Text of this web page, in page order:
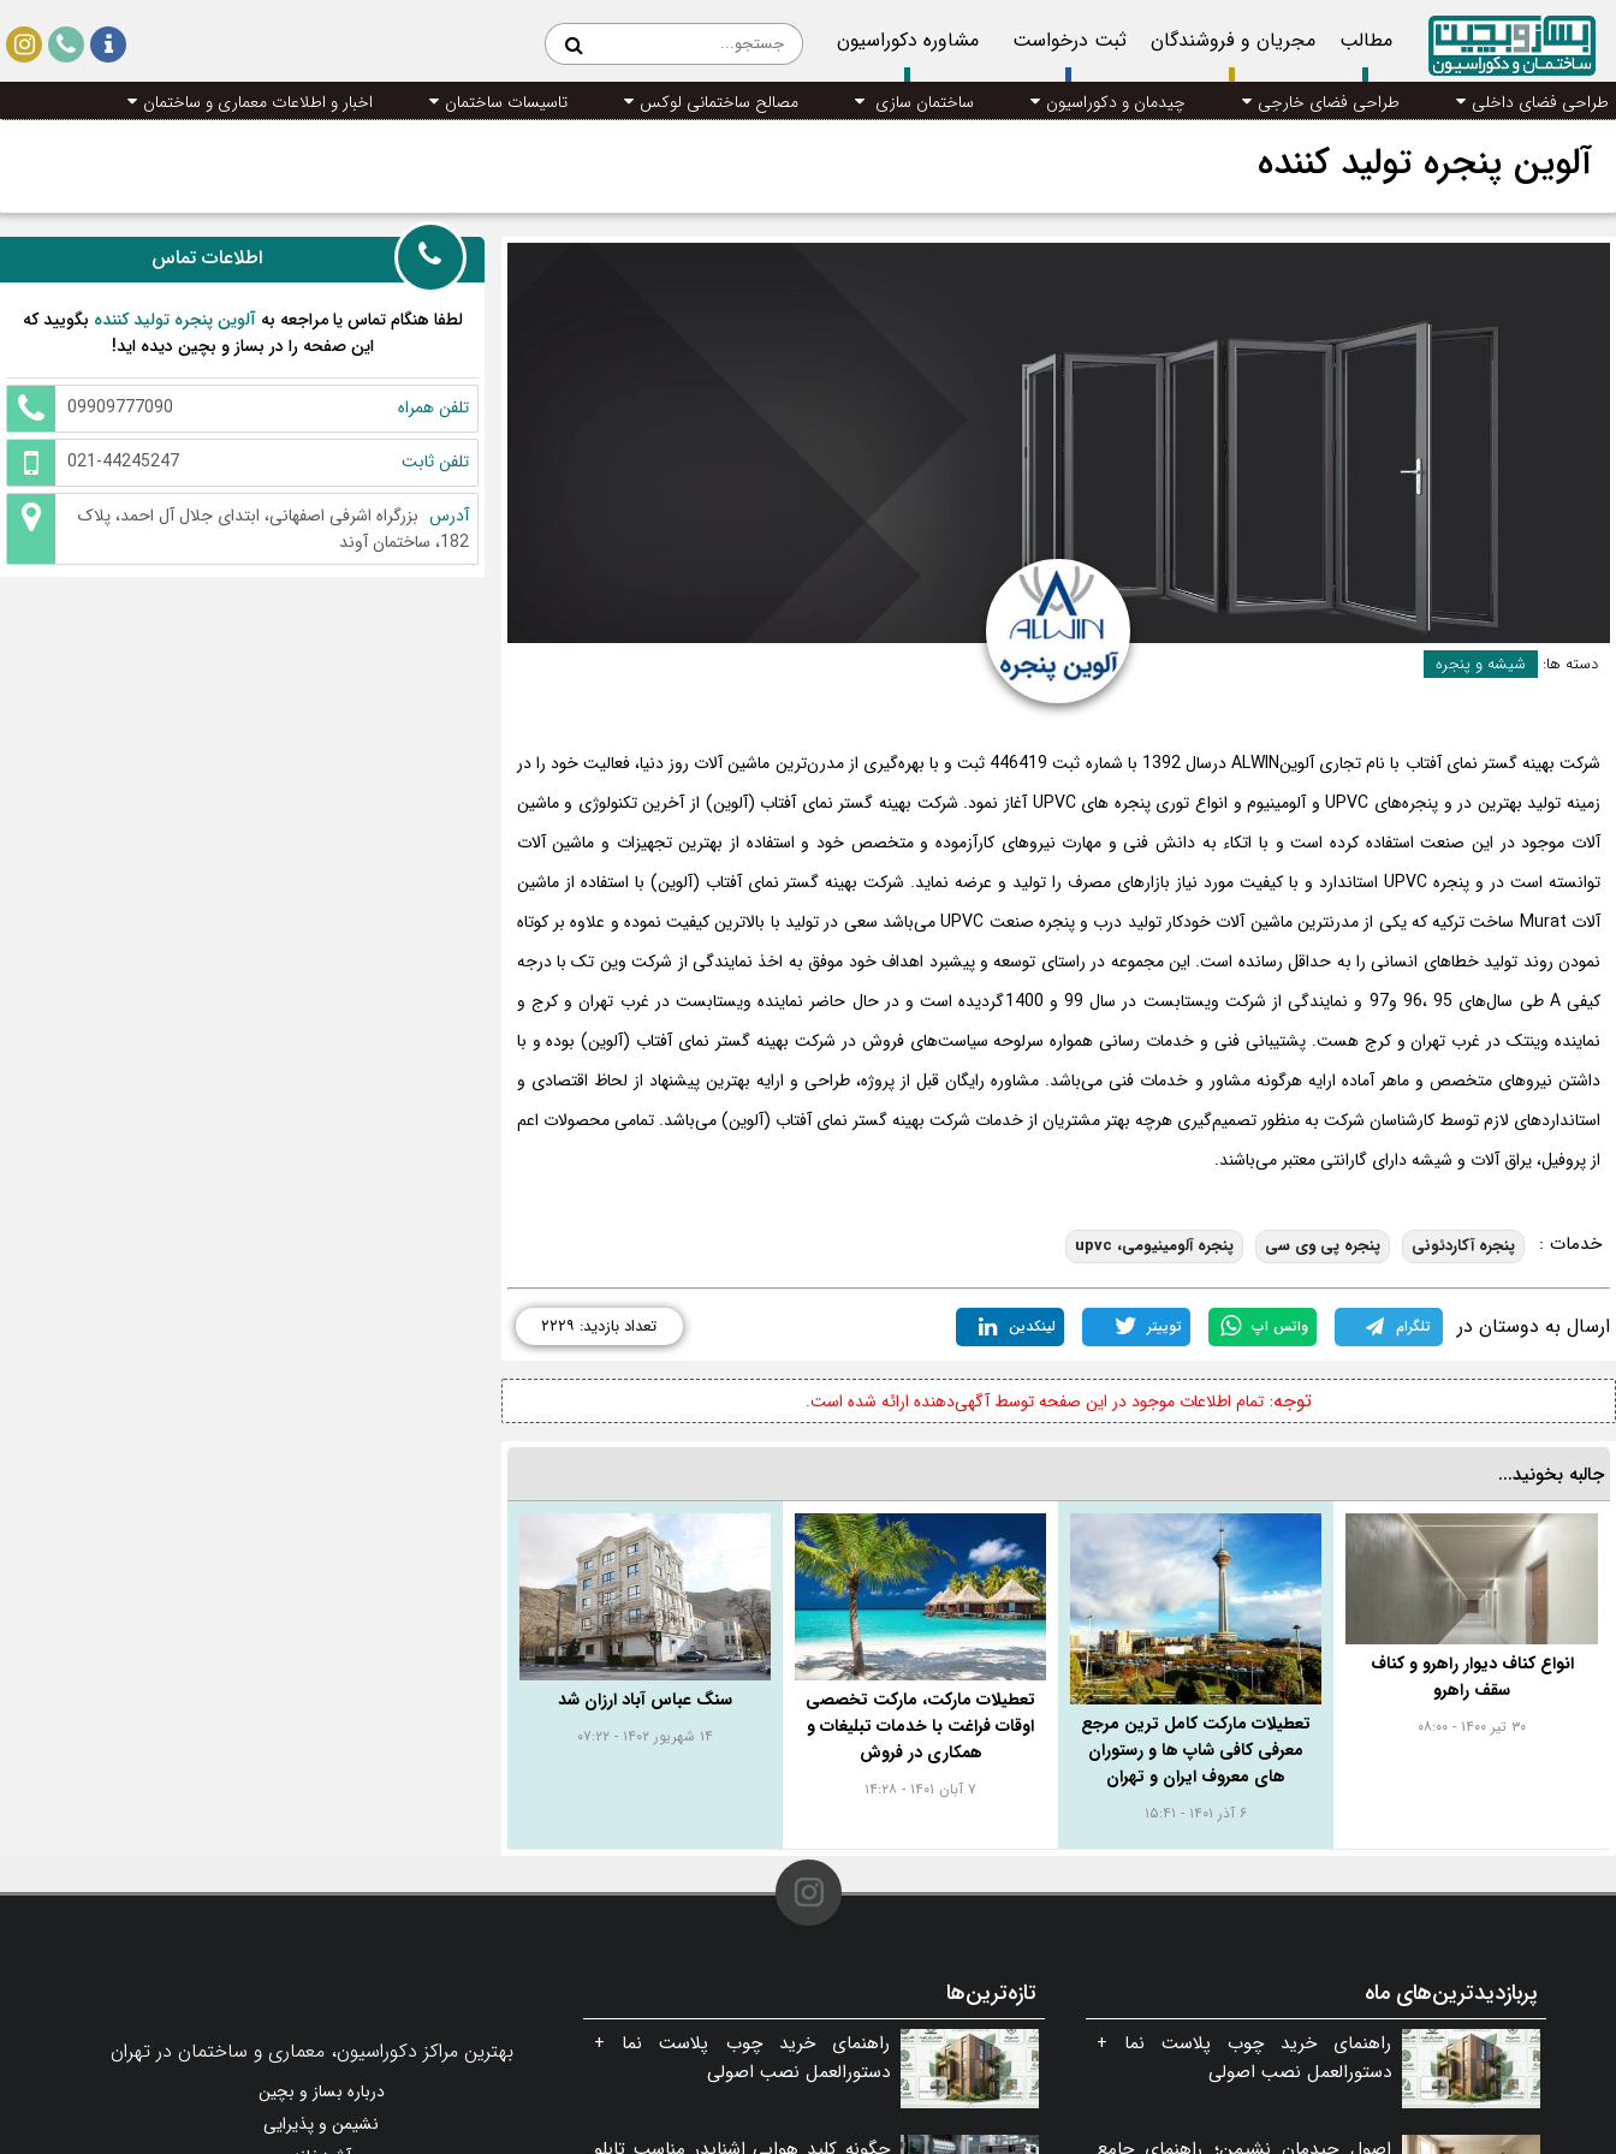
مطالب مجریان و فروشندگان ثبت درخواست مشاوره دکوراسیون
طراحی فضای داخلی طراحی فضای خارجی چیدمان و دکوراسیون ساختمان سازی مصالح ساختمانی لوکس تاسیسات ساختمان اخبار و اطلاعات معماری و ساختمان
آلوین پنجره تولید کننده
اطلاعات تماس
لطفا هنگام تماس یا مراجعه بهآلوین پنجره تولید کننده بگویید که
این صفحه را در بساز و بچین دیده اید!
تلفن همراه 09909777090
تلفن ثابت 021-44245247
آدرس بزرگراه اشرفی اصفهانی، ابتدای جلال آل احمد، پلاک
182، ساختمان آوند
دسته ها: شیشه و پنجره
شرکت بهینه گستر نمای آفتاب با نام تجاری آلوینALWIN درسال 1392 با شماره ثبت 446419 ثبت و با بهره‌گیری از مدرن‌ترین ماشین آلات روز دنیا، فعالیت خود را در
زمینه تولید بهترین در و پنجره‌های UPVC و آلومینیوم و انواع توری پنجره های UPVC آغاز نمود. شرکت بهینه گستر نمای آفتاب (آلوین) از آخرین تکنولوژی و ماشین
آلات موجود در این صنعت استفاده کرده است و با اتکاء به دانش فنی و مهارت نیروهای کارآزموده و متخصص خود و استفاده از بهترین تجهیزات و ماشین آلات
توانسته است در و پنجره UPVC استاندارد و با کیفیت مورد نیاز بازارهای مصرف را تولید و عرضه نماید. شرکت بهینه گستر نمای آفتاب (آلوین) با استفاده از ماشین
آلات Murat ساخت ترکیه که یکی از مدرنترین ماشین آلات خودکار تولید درب و پنجره صنعت UPVC می‌باشد سعی در تولید با بالاترین کیفیت نموده و علاوه بر کوتاه
نمودن روند تولید خطاهای انسانی را به حداقل رسانده است. این مجموعه در راستای توسعه و پیشبرد اهداف خود موفق به اخذ نمایندگی از شرکت وین تک با درجه
کیفی A طی سال‌های 95 ،96 و97 و نمایندگی از شرکت ویستابست در سال 99 و 1400گردیده است و در حال حاضر نماینده ویستابست در غرب تهران و کرج و
نماینده وینتک در غرب تهران و کرج هست. پشتیبانی فنی و خدمات رسانی همواره سرلوحه سیاست‌های فروش در شرکت بهینه گستر نمای آفتاب (آلوین) بوده و با
داشتن نیروهای متخصص و ماهر آماده ارایه هرگونه مشاور و خدمات فنی می‌باشد. مشاوره رایگان قبل از پروژه، طراحی و ارایه بهترین پیشنهاد از لحاظ اقتصادی و
استانداردهای لازم توسط کارشناسان شرکت به منظور تصمیم‌گیری هرچه بهتر مشتریان از خدمات شرکت بهینه گستر نمای آفتاب (آلوین) می‌باشد. تمامی محصولات اعم
از پروفیل، یراق آلات و شیشه دارای گارانتی معتبر می‌باشند.
خدمات : پنجره آکاردئونی پنجره پی وی سی پنجره آلومینیومی، upvc
ارسال به دوستان در تلگرام واتس اپ توییتر لینکدین تعداد بازدید: ۲۲۲۹
توجه:تمام اطلاعات موجود در این صفحه توسط آگهی‌دهنده ارائه شده است.
جالبه بخونید...
انواع کناف دیوار راهرو و کناف
سقف راهرو
۳۰ تیر ۱۴۰۰ - ۰۸:۰۰
تعطیلات مارکت کامل ترین مرجع
معرفی کافی شاپ ها و رستوران
های معروف ایران و تهران
۶ آذر ۱۴۰۱ - ۱۵:۴۱
تعطیلات مارکت، مارکت تخصصی
اوقات فراغت با خدمات تبلیغات و
همکاری در فروش
۷ آبان ۱۴۰۱ - ۱۴:۲۸
سنگ عباس آباد ارزان شد
۱۴ شهریور ۱۴۰۲ - ۰۷:۲۲
پربازدیدترین‌های ماه
راهنمای خرید چوب پلاست نما +
دستورالعمل نصب اصولی
تازه‌ترین‌ها
راهنمای خرید چوب پلاست نما +
دستورالعمل نصب اصولی
بهترین مراکز دکوراسیون، معماری و ساختمان در تهران
درباره بساز و بچین
نشیمن و پذیرایی